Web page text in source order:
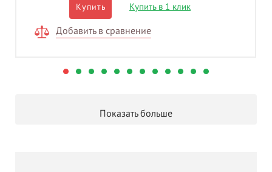
Купить Купить в 1 клик
Добавить в сравнение
Показать больше